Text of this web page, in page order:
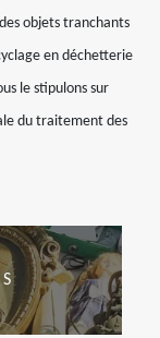
objets tranchants
en déchetterie
le stipulons sur
du traitement des